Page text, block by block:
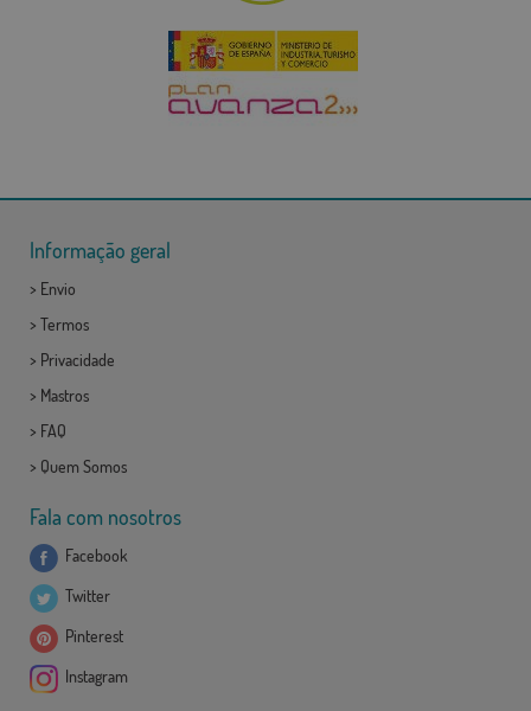
Informação geral
> Envio
> Termos
> Privacidade
> Mastros
> FAQ
> Quem Somos
Fala com nosotros
Facebook
Twitter
Pinterest
Instagram